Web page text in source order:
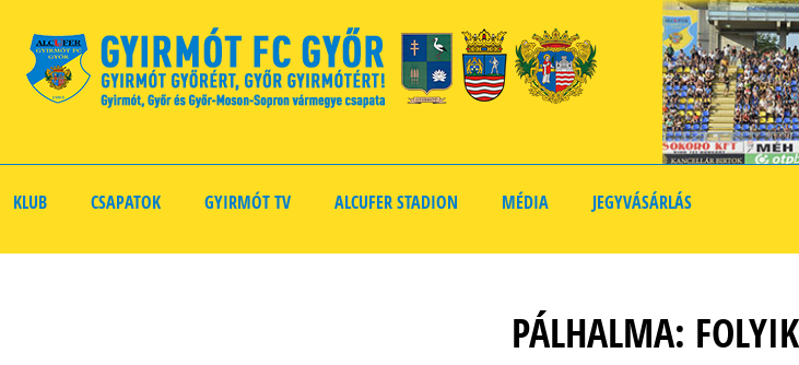
KLUB CSAPATOK GYIRMÓT TV ALCUFER STADION MÉDIA JEGYVÁSÁRLÁS
PÁLHALMA: